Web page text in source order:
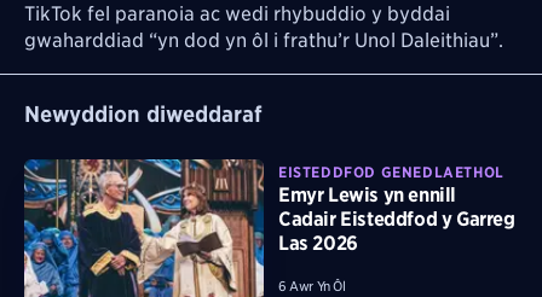
TikTok fel paranoia ac wedi rhybuddio y byddai
gwaharddiad “yn dod yn ôl i frathu’r Unol Daleithiau”.
Newyddion diweddaraf
EISTEDDFOD GENEDLAETHOL
Emyr Lewis yn ennill
Cadair Eisteddfod y Garreg
Las 2026
6 Awr Yn Ôl